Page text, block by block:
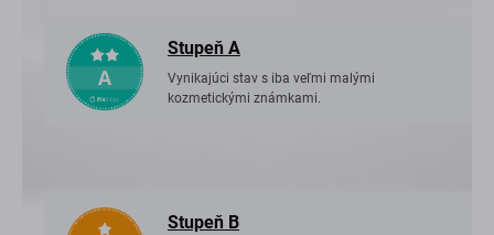
Stupeň A
Vynikajúci stav s iba veľmi malými
kozmetickými známkami.
Stupeň B